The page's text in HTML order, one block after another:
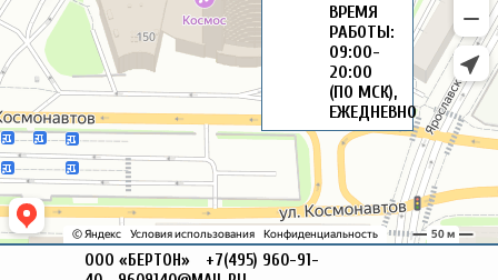
ВРЕМЯ
РАБОТЫ:
09:00-
20:00
(ПО МСК),
ЕЖЕДНЕВНО
ООО «БЕРТОН»
+7(495) 960-91-